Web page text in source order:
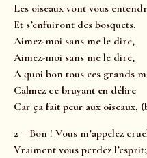
Les oiseaux vont vous
Et s’enfuiront des bosquets.
Aimez-moi sans me le dire,
Aimez-moi sans me le dire,
A quoi bon tous ces grands
Calmez ce bruyant en délire
Car ça fait peur aux oiseaux,
2 – Bon ! Vous m’appelez
Vraiment vous perdez l’esprit;